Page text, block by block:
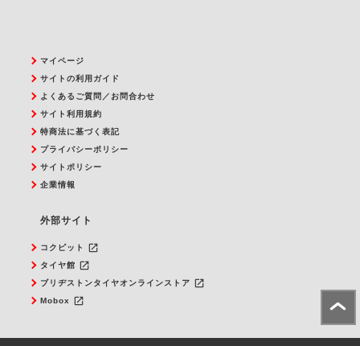
マイページ
サイトの利用ガイド
よくあるご質問／お問合わせ
サイト利用規約
特商法に基づく表記
プライバシーポリシー
サイトポリシー
企業情報
外部サイト
コクピット launch
タイヤ館 launch
ブリヂストンタイヤオンラインストア launch
Mobox launch